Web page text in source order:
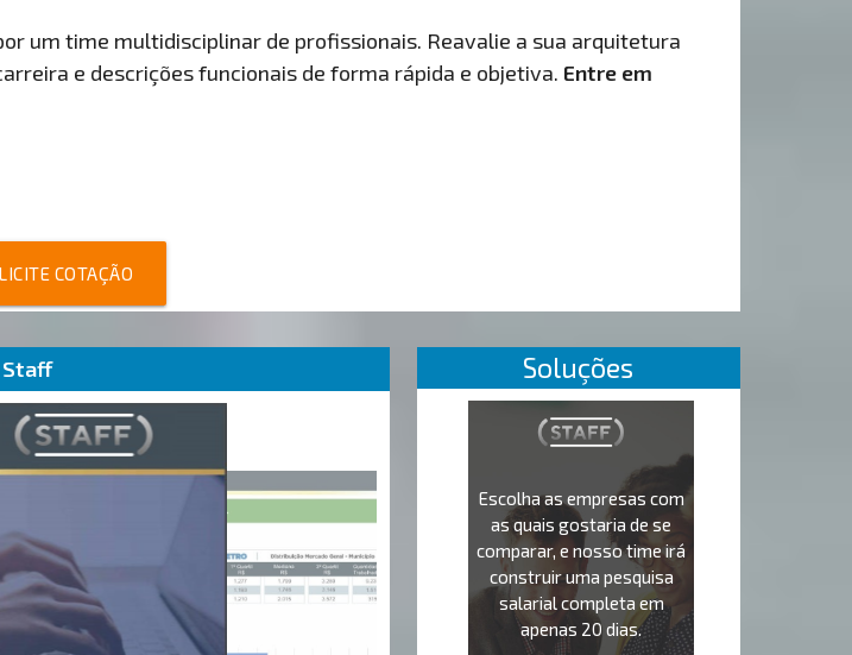
um time multidisciplinar de profissionais. Reavalie a sua arquitetura
e descrições funcionais de forma rápida e objetiva. Entre em
COTAÇÃO
Staff Soluções
Escolha as empresas com
as quais gostaria de se
comparar, e nosso time irá
construir uma pesquisa
salarial completa em
apenas 20 dias.